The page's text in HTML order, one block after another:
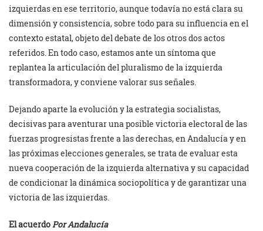
izquierdas en ese territorio, aunque todavía no está clara su
dimensión y consistencia, sobre todo para su influencia en el
contexto estatal, objeto del debate de los otros dos actos
referidos. En todo caso, estamos ante un síntoma que
replantea la articulación del pluralismo de la izquierda
transformadora, y conviene valorar sus señales.
Dejando aparte la evolución y la estrategia socialistas,
decisivas para aventurar una posible victoria electoral de las
fuerzas progresistas frente a las derechas, en Andalucía y en
las próximas elecciones generales, se trata de evaluar esta
nueva cooperación de la izquierda alternativa y su capacidad
de condicionar la dinámica sociopolítica y de garantizar una
victoria de las izquierdas.
El acuerdoPor Andalucía